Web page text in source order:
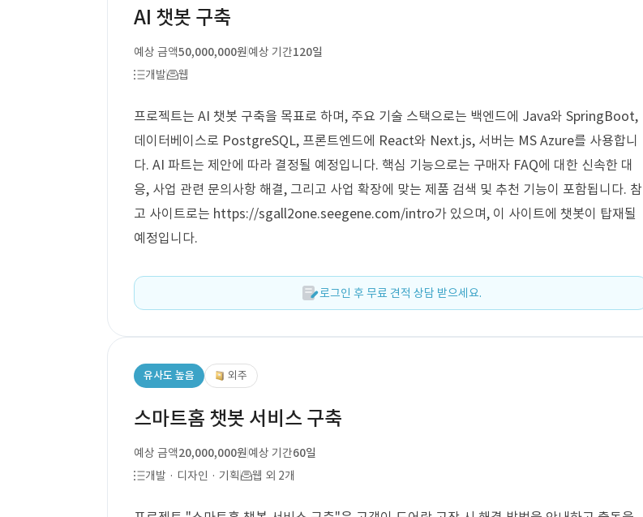
AI 챗봇 구축
예상 금액50,000,000원예상 기간120일
개발
웹
프로젝트는 AI 챗봇 구축을 목표로 하며, 주요 기술 스택으로는 백엔드에 Java와 SpringBoot,
데이터베이스로 PostgreSQL, 프론트엔드에 React와 Next.js, 서버는 MS Azure를 사용합니
다. AI 파트는 제안에 따라 결정될 예정입니다. 핵심 기능으로는 구매자 FAQ에 대한 신속한 대
응, 사업 관련 문의사항 해결, 그리고 사업 확장에 맞는 제품 검색 및 추천 기능이 포함됩니다. 참
고 사이트로는 https://sgall2one.seegene.com/intro가 있으며, 이 사이트에 챗봇이 탑재될
예정입니다.
로그인 후 무료 견적 상담 받으세요.
유사도 높음 외주
스마트홈 챗봇 서비스 구축
예상 금액20,000,000원예상 기간60일
개발 · 디자인 · 기획
웹 외 2개